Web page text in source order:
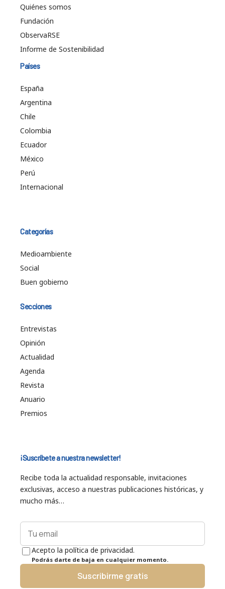
Quiénes somos
Fundación
ObservaRSE
Informe de Sostenibilidad
Países
España
Argentina
Chile
Colombia
Ecuador
México
Perú
Internacional
Categorías
Medioambiente
Social
Buen gobierno
Secciones
Entrevistas
Opinión
Actualidad
Agenda
Revista
Anuario
Premios
¡Suscríbete a nuestra newsletter!
Recibe toda la actualidad responsable, invitaciones
exclusivas, acceso a nuestras publicaciones históricas, y
mucho más…
Acepto la política de privacidad.
Podrás darte de baja en cualquier momento.
Suscribirme gratis